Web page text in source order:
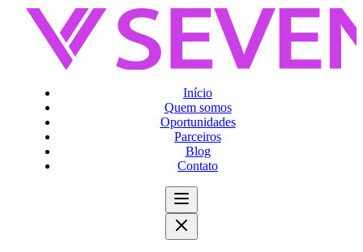
Início
Quem somos
Oportunidades
Parceiros
Blog
Contato